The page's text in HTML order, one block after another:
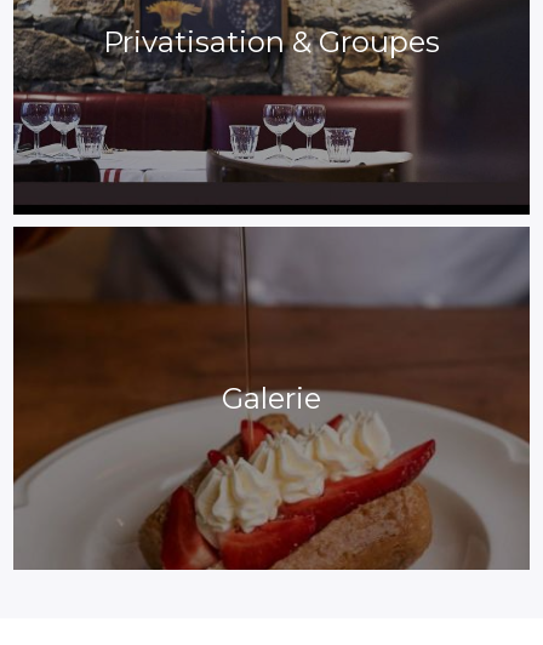
Privatisation & Groupes
Galerie